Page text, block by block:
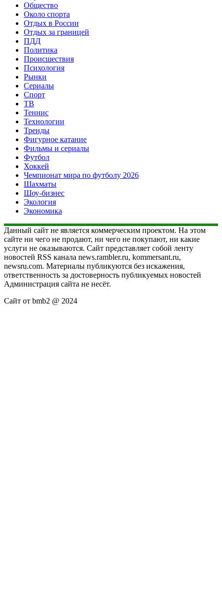
Общество
Около спорта
Отдых в России
Отдых за границей
ПДД
Политика
Происшествия
Психология
Рынки
Сериалы
Спорт
ТВ
Теннис
Технологии
Тренды
Фигурное катание
Фильмы и сериалы
Футбол
Хоккей
Чемпионат мира по футболу 2026
Шахматы
Шоу-бизнес
Экология
Экономика
Данный сайт не является коммерческим проектом. На этом
сайте ни чего не продают, ни чего не покупают, ни какие
услуги не оказываются. Сайт представляет собой ленту
новостей RSS канала news.rambler.ru, kommersant.ru,
newsru.com. Материалы публикуются без искажения,
ответственность за достоверность публикуемых новостей
Администрация сайта не несёт.
Сайт от bmb2 @ 2024